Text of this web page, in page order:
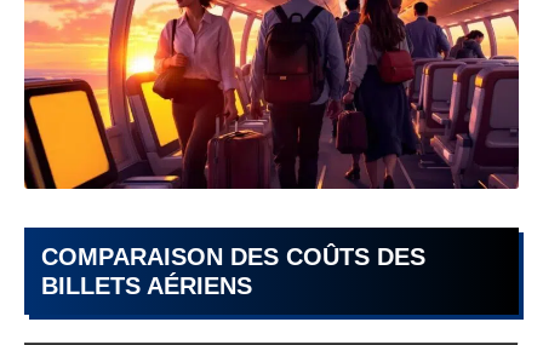
COMPARAISON DES COÛTS DES
BILLETS AÉRIENS